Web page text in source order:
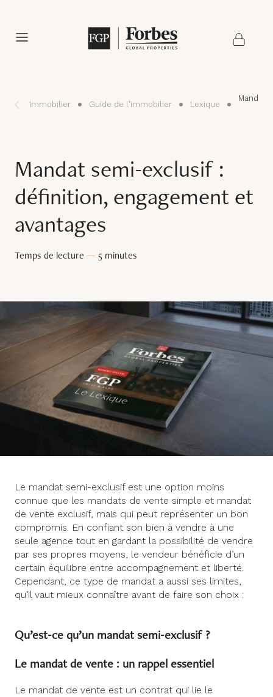
Immobilier Guide de l'immobilier Lexique
Mandat
Mandat semi-exclusif :
définition, engagement et
avantages
Temps de lecture — 5 minutes
Le mandat semi-exclusif est une option moins
connue que les mandats de vente simple et mandat
de vente exclusif, mais qui peut représenter un bon
compromis. En confiant son bien à vendre à une
seule agence tout en gardant la possibilité de vendre
par ses propres moyens, le vendeur bénéficie d’un
certain équilibre entre accompagnement et liberté.
Cependant, ce type de mandat a aussi ses limites,
qu’il vaut mieux connaître avant de faire son choix :
Qu’est-ce qu’un mandat semi-exclusif ?
Le mandat de vente : un rappel essentiel
Le mandat de vente est un contrat qui lie le